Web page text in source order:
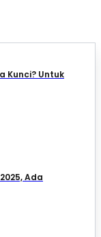
Kunci? Untuk
Ada